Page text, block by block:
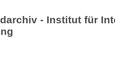
- Institut für